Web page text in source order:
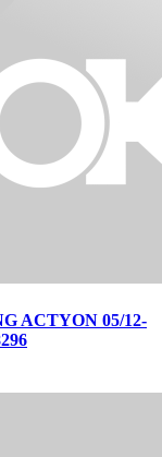
ACTYON 05/12-